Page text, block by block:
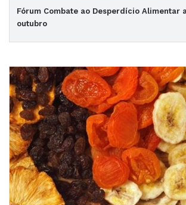
Fórum Combate ao Desperdício Alimentar
outubro